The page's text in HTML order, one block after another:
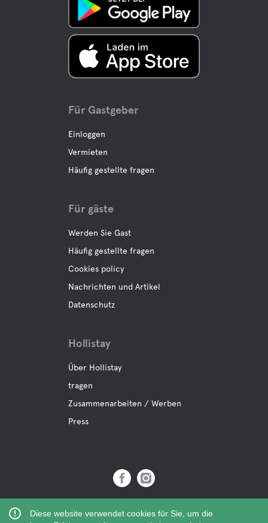
Diese website verwendet cookies für Sie, um die
Fahrradverleih
Für Gastgeber
Einloggen
Vermieten
Häufig gestellte fragen
Für gäste
Werden Sie Gast
Häufig gestellte fragen
Cookies policy
Nachrichten und Artikel
Datenschutz
Hollistay
Über Hollistay
tragen
Zusammenarbeiten / Werben
Press